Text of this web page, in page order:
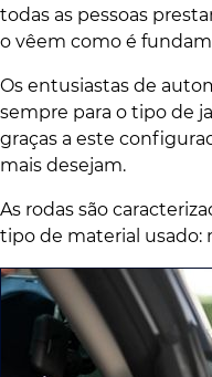
todas as pessoas
o vêem como é
Os entusiastas de
sempre para o tipo de
graças a este
mais desejam.
As rodas são
tipo de material usado: